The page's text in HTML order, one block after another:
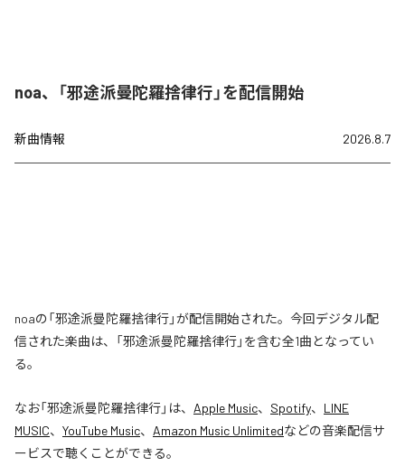
noa、「邪途派曼陀羅捨律行」を配信開始
新曲情報 2026.8.7
noaの「邪途派曼陀羅捨律行」が配信開始された。今回デジタル配
信された楽曲は、「邪途派曼陀羅捨律行」を含む全1曲となってい
る。
なお「邪途派曼陀羅捨律行」は、 Apple Music、 Spotify、 LINE
MUSIC、 YouTube Music、 Amazon Music Unlimitedなどの音楽配信サ
ービスで聴くことができる。